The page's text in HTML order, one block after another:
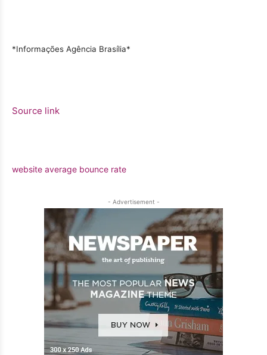
*Informações Agência Brasília*
Source link
website average bounce rate
- Advertisement -